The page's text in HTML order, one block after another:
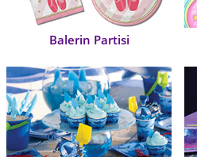
Balerin Partisi